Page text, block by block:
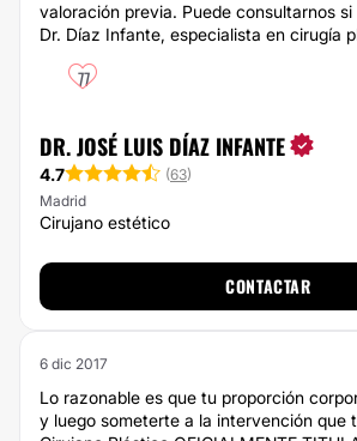
valoración previa. Puede consultarnos si
Dr. Díaz Infante, especialista en cirugía
77
DR. JOSÉ LUIS DÍAZ INFANTE
4.7 (63)
Madrid
Cirujano estético
CONTACTAR
6 dic 2017
Lo razonable es que tu proporción
y luego someterte a la intervención que